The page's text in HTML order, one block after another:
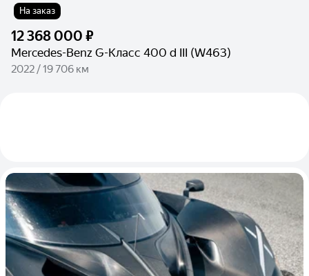
На заказ
12 368 000 ₽
Mercedes-Benz G-Класс 400 d III (W463)
2022 / 19 706 км